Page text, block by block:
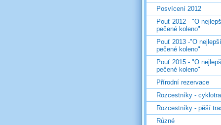
Posvícení 2012
Pouť 2012 - "O
pečené koleno"
Pouť 2013 -"O nejlepší
pečené koleno"
Pouť 2015 - "O
pečené koleno"
Přírodní rezervace
Rozcestníky -
Rozcestníky - pěší
Různé